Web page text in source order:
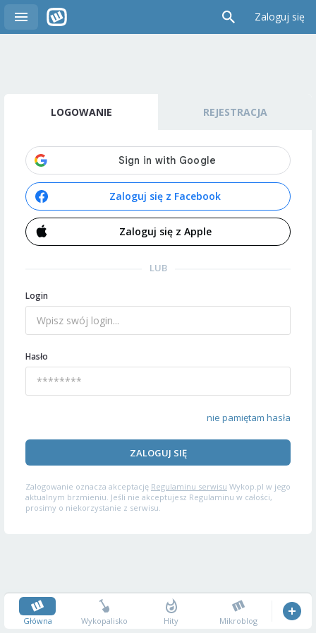
Zaloguj się
LOGOWANIE REJESTRACJA
Zaloguj się z Facebook
Zaloguj się z Apple
LUB
Login
Hasło
nie pamiętam hasła
ZALOGUJ SIĘ
Zalogowanie oznacza akceptację Regulaminu serwisu Wykop.pl w jego
aktualnym brzmieniu. Jeśli nie akceptujesz Regulaminu w całości,
prosimy o niekorzystanie z serwisu.
Główna Wykopalisko Hity Mikroblog